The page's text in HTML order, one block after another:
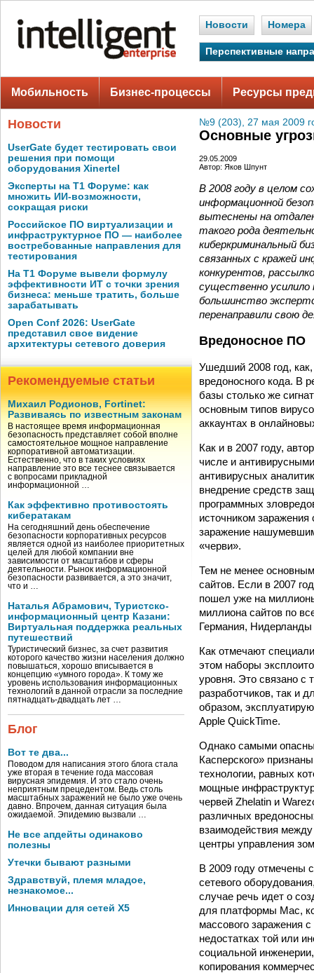
Новости Номера
Перспективные
Мобильность Бизнес-процессы Ресурсы
Новости
UserGate будет тестировать свои
решения при помощи
оборудования Xinertel
Эксперты на Т1 Форуме: как
множить ИИ-возможности,
сокращая риски
Российское ПО виртуализации и
инфраструктурное ПО — наиболее
востребованные направления для
тестирования
На Т1 Форуме вывели формулу
эффективности ИТ с точки зрения
бизнеса: меньше тратить, больше
зарабатывать
Open Conf 2026: UserGate
представил свое видение
архитектуры сетевого доверия
Рекомендуемые статьи
Михаил Родионов, Fortinet:
Развиваясь по известным законам
В настоящее время информационная
безопасность представляет собой вполне
самостоятельное мощное направление
корпоративной автоматизации.
Естественно, что в таких условиях
направление это все теснее связывается
с вопросами прикладной
информационной …
Как эффективно противостоять
кибератакам
На сегодняшний день обеспечение
безопасности корпоративных ресурсов
является одной из наиболее приоритетных
целей для любой компании вне
зависимости от масштабов и сферы
деятельности. Рынок информационной
безопасности развивается, а это значит,
что и …
Наталья Абрамович, Туристско-
информационный центр Казани:
Виртуальная поддержка реальных
путешествий
Туристический бизнес, за счет развития
которого качество жизни населения должно
повышаться, хорошо вписывается в
концепцию «умного города». К тому же
уровень использования информационных
технологий в данной отрасли за последние
пятнадцать-двадцать лет …
Блог
Вот те два...
Поводом для написания этого блога стала
уже вторая в течение года массовая
вирусная эпидемия. И это стало очень
неприятным прецедентом. Ведь столь
масштабных заражений не было уже очень
давно. Впрочем, данная ситуация была
ожидаемой. Эпидемию вызвали …
Не все апдейты одинаково
полезны
Утечки бывают разными
Здравствуй, племя младое,
незнакомое...
Инновации для сетей X5
№9 (203), 27 мая 2009
Основные
29.05.2009
Автор: Яков Шпунт
В 2008 году в целом
информационной
вытеснены на
такого рода
киберкриминальный
связанных с кражей
конкурентов,
существенно усилило
большинство
перенаправили свою
Вредоносное ПО
Ушедший 2008 год,
вредоносного кода. В
базы столько же
основным типов
аккаунтах в
Как и в 2007 году,
числе и
антивирусных
внедрение средств
программных
источником
заражение
«черви».
Тем не менее
сайтов. Если в 2007
пошел уже на
миллиона сайтов по
Германия, Нидерланды
Как отмечают
этом наборы
уровня. Это связано с
разработчиков, так и
образом,
Apple QuickTime.
Однако самыми
Касперского»
технологии, равных
мощные
червей Zhelatin и
различных
взаимодействия
центры управления
В 2009 году отмечены
сетевого
случае речь идет о
для платформы Mac,
массового заражения
недостатках той или
социальной
копирования